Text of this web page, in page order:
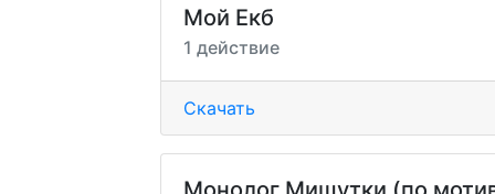
Мой Екб
1 действие
Скачать